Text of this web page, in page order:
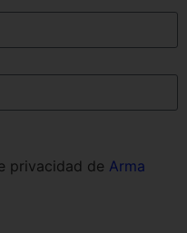
privacidad de Arma